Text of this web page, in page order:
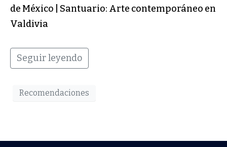
de México | Santuario: Arte contemporáneo en
Valdivia
Seguir leyendo
Recomendaciones